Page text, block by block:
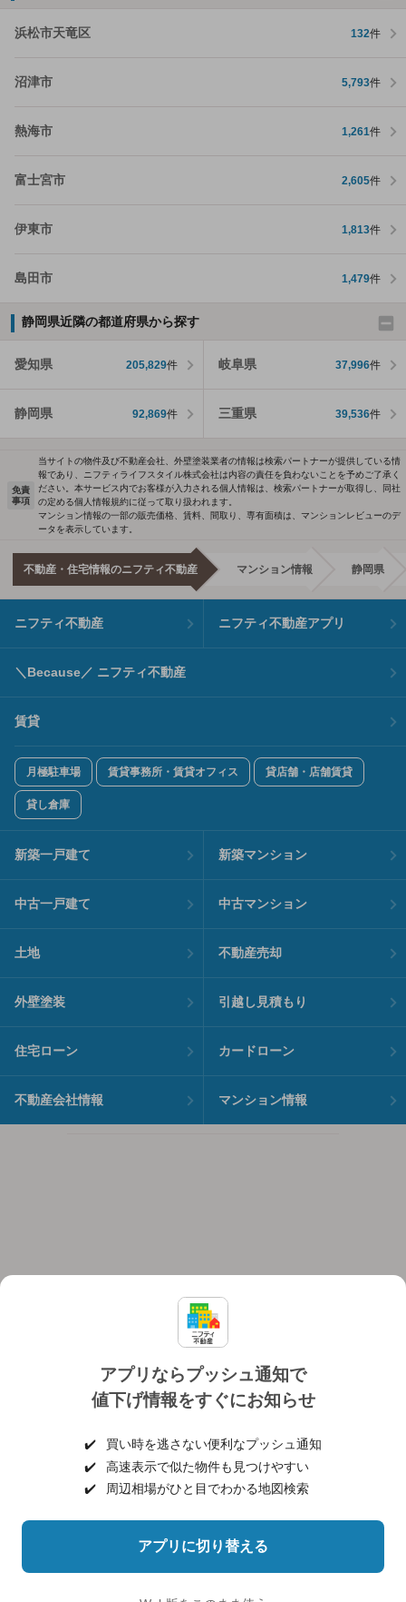
浜松市天竜区 132件
沼津市 5,793件
熱海市 1,261件
富士宮市 2,605件
伊東市 1,813件
島田市 1,479件
静岡県近隣の都道府県から探す
愛知県 205,829件 岐阜県 37,996件
静岡県 92,869件 三重県 39,536件
アプリならプッシュ通知で
値下げ情報をすぐにお知らせ
✔️
買い時を逃さない便利なプッシュ通知
✔️
高速表示で似た物件も見つけやすい
✔️
周辺相場がひと目でわかる地図検索
アプリに切り替える
免責
事項
当サイトの物件及び不動産会社、外壁塗装業者の情報は検索パートナーが提供している情
報であり、ニフティライフスタイル株式会社は内容の責任を負わないことを予めご了承く
ださい。本サービス内でお客様が入力される個人情報は、検索パートナーが取得し、同社
の定める個人情報規約に従って取り扱われます。
マンション情報の一部の販売価格、賃料、間取り、専有面積は、マンションレビューのデ
ータを表示しています。
不動産・住宅情報のニフティ不動産 マンション情報 静岡県
ニフティ不動産 ニフティ不動産アプリ
＼Because／ ニフティ不動産
賃貸
月極駐車場 賃貸事務所・賃貸オフィス 貸店舗・店舗賃貸
貸し倉庫
新築一戸建て 新築マンション
中古一戸建て 中古マンション
土地 不動産売却
外壁塗装 引越し見積もり
住宅ローン カードローン
不動産会社情報 マンション情報
個人情報保護ポリシー 利用規約
ヘルプ・お問い合わせ 採用情報
©NIFTY Lifestyle Co., Ltd.